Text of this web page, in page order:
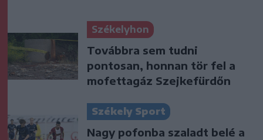
Székelyhon
Továbbra sem tudni
pontosan, honnan tör fel a
mofettagáz Szejkefürdőn
Székely Sport
Nagy pofonba szaladt belé a